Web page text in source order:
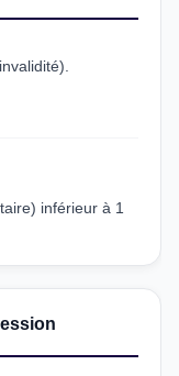
inférieur à 1